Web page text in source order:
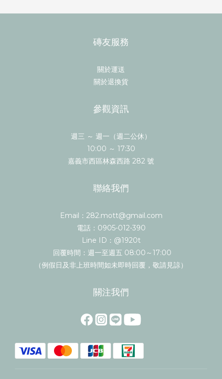
磚友服務
關於運送
關於退換貨
參觀資訊
週三 ～ 週一（週二公休）
10:00 ～ 17:30
嘉義市西區林森西路 282 號
聯絡我們
Email：282.mott@gmail.com
電話：0905-012-390
Line ID：@1920t
回覆時間：週一至週五 08:00～17:00
（例假日及非上班時間如未即時回覆，敬請見諒）
關注我們